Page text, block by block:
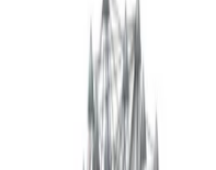
NIPS kongresuko autoreen
metaheuristikoak erabiliz.